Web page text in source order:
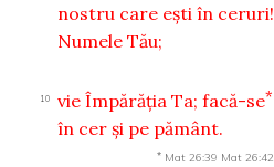
nostru care eşti în
Numele Tău;
10 vie Împărăţia Ta; facă-se*
în cer şi pe pământ.
* Mat 26:39 Mat 26:42